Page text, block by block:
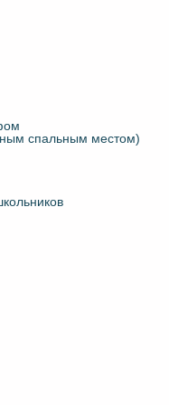
спальным местом)